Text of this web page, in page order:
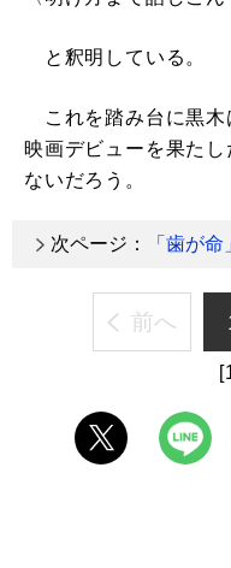
と釈明している。
これを踏み台に黒木
映画デビューを果た
ないだろう。
次ページ： 「歯が
前へ